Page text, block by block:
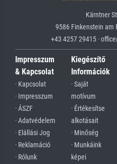
Kärntner
9586 Finkenstein am
+43 4257 29415 ·
Impresszum
& Kapcsolat
· Kapcsolat
· Impresszum
· ÁSZF
· Adatvédelem
· Elállási Jog
· Reklamáció
· Rólunk
Kiegészítő
Információk
· Saját
motívum
· Értékesítse
alkotásait
· Minőség
· Munkáink
képei